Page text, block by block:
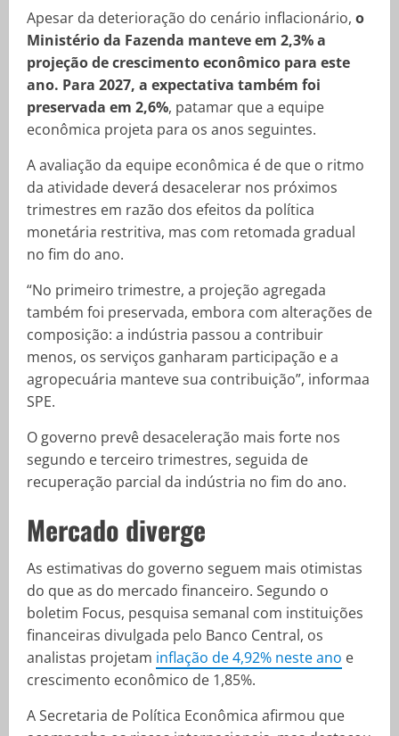
Apesar da deterioração do cenário inflacionário, o
Ministério da Fazenda manteve em 2,3% a
projeção de crescimento econômico para este
ano. Para 2027, a expectativa também foi
preservada em 2,6%, patamar que a equipe
econômica projeta para os anos seguintes.
A avaliação da equipe econômica é de que o ritmo
da atividade deverá desacelerar nos próximos
trimestres em razão dos efeitos da política
monetária restritiva, mas com retomada gradual
no fim do ano.
“No primeiro trimestre, a projeção agregada
também foi preservada, embora com alterações de
composição: a indústria passou a contribuir
menos, os serviços ganharam participação e a
agropecuária manteve sua contribuição”, informaa
SPE.
O governo prevê desaceleração mais forte nos
segundo e terceiro trimestres, seguida de
recuperação parcial da indústria no fim do ano.
Mercado diverge
As estimativas do governo seguem mais otimistas
do que as do mercado financeiro. Segundo o
boletim Focus, pesquisa semanal com instituições
financeiras divulgada pelo Banco Central, os
analistas projetam inflação de 4,92% neste ano e
crescimento econômico de 1,85%.
A Secretaria de Política Econômica afirmou que